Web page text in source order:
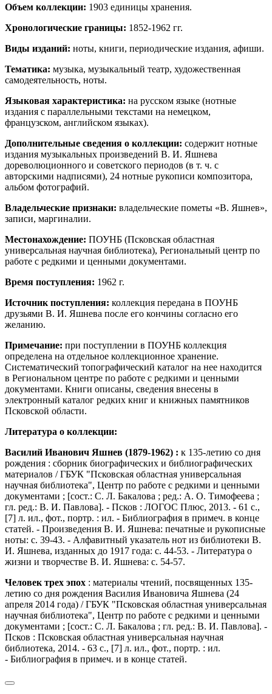
Объем коллекции: 1903 единицы хранения.
Хронологические границы: 1852-1962 гг.
Виды изданий: ноты, книги, периодические издания, афиши.
Тематика: музыка, музыкальный театр, художественная
самодеятельность, ноты.
Языковая характеристика: на русском языке (нотные
издания с параллельными текстами на немецком,
французском, английском языках).
Дополнительные сведения о коллекции: содержит нотные
издания музыкальных произведений В. И. Яшнева
дореволюционного и советского периодов (в т. ч. с
авторскими надписями), 24 нотные рукописи композитора,
альбом фотографий.
Владельческие признаки: владельческие пометы «В. Яшнев»,
записи, маргиналии.
Местонахождение: ПОУНБ (Псковская областная
универсальная научная библиотека), Региональный центр по
работе с редкими и ценными документами.
Время поступления: 1962 г.
Источник поступления: коллекция передана в ПОУНБ
друзьями В. И. Яшнева после его кончины согласно его
желанию.
Примечание: при поступлении в ПОУНБ коллекция
определена на отдельное коллекционное хранение.
Систематический топографический каталог на нее находится
в Региональном центре по работе с редкими и ценными
документами. Книги описаны, сведения внесены в
электронный каталог редких книг и книжных памятников
Псковской области.
Литература о коллекции:
Василий Иванович Яшнев (1879-1962) : к 135-летию со дня
рождения : сборник биографических и библиографических
материалов / ГБУК "Псковская областная универсальная
научная библиотека", Центр по работе с редкими и ценными
документами ; [сост.: С. Л. Бакалова ; ред.: А. О. Тимофеева ;
гл. ред.: В. И. Павлова]. - Псков : ЛОГОС Плюс, 2013. - 61 с.,
[7] л. ил., фот., портр. : ил. - Библиография в примеч. в конце
статей. - Произведения В. И. Яшнева: печатные и рукописные
ноты: с. 39-43. - Алфавитный указатель нот из библиотеки В.
И. Яшнева, изданных до 1917 года: с. 44-53. - Литература о
жизни и творчестве В. И. Яшнева: с. 54-57.
Человек трех эпох : материалы чтений, посвященных 135-
летию со дня рождения Василия Ивановича Яшнева (24
апреля 2014 года) / ГБУК "Псковская областная универсальная
научная библиотека", Центр по работе с редкими и ценными
документами ; [сост.: С. Л. Бакалова ; гл. ред.: В. И. Павлова]. -
Псков : Псковская областная универсальная научная
библиотека, 2014. - 63 с., [7] л. ил., фот., портр. : ил.
- Библиография в примеч. и в конце статей.